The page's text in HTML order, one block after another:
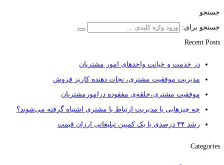
جستجو
جستجو برای:
Recent Posts
در خدمت و خیانت واحدهای امور مشتریان
مدیریت موفقیت مشتری، نجات دهنده کاریز فروش
موفقیت مشتری،حلقه‌ی مفقوده درامورمشتریان
چه چیزهایی با مدیریت ارتباط با مشتری اشتباه گرفته می‌شوند؟
رشد ۳۴ درصدی با یک کمپین تبلیغاتی ارزان قیمت
Categories